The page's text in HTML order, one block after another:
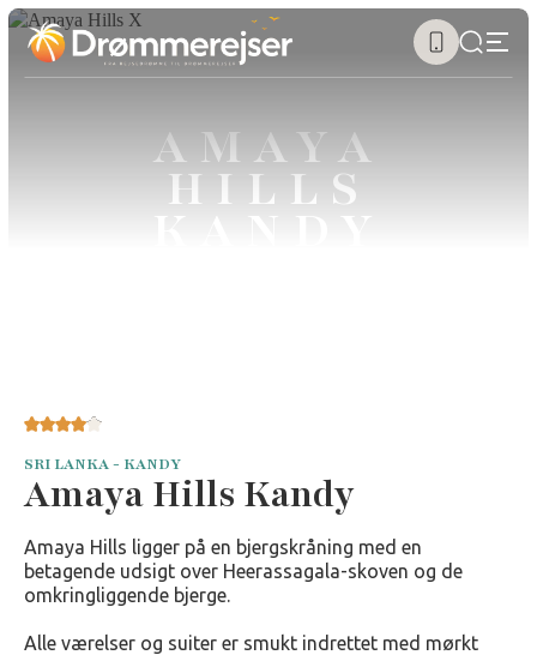
AMAYA
HILLS
KANDY
SRI LANKA - KANDY
Amaya Hills Kandy
Amaya Hills ligger på en bjergskråning med en
betagende udsigt over Heerassagala-skoven og de
omkringliggende bjerge.
Alle værelser og suiter er smukt indrettet med mørkt